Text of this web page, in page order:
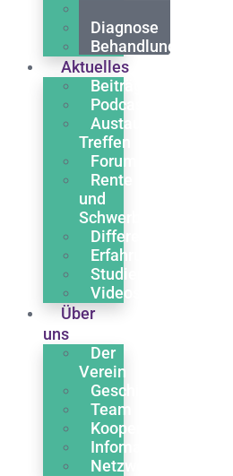
Diagnose
Behandlung
Aktuelles
Beiträge
Podcasts
Austausch
Treffen
Forum
Rente
und
Schwerbehinderung
Differentialdiagnose
Erfahrungsberichte
Studien
Videos
Über
uns
Der
Verein
Geschichte
Team
Kooperationen
Infomaterial
Netzwerk